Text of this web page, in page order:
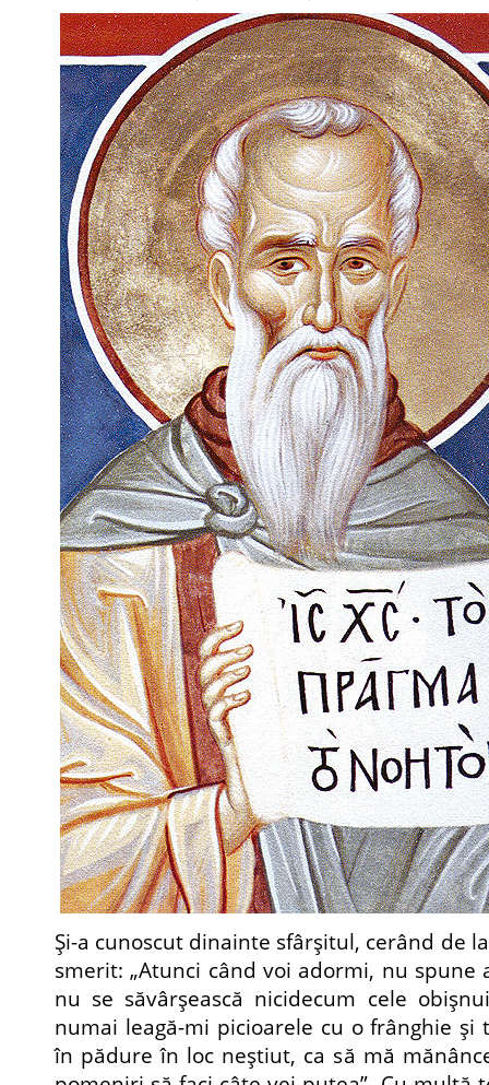
Şi-a cunoscut dinainte sfârşitul, cerând de
smerit: „Atunci când voi adormi, nu spune
nu se săvârşească nicidecum cele
numai leagă-mi picioarele cu o frânghie şi
în pădure în loc neştiut, ca să mă